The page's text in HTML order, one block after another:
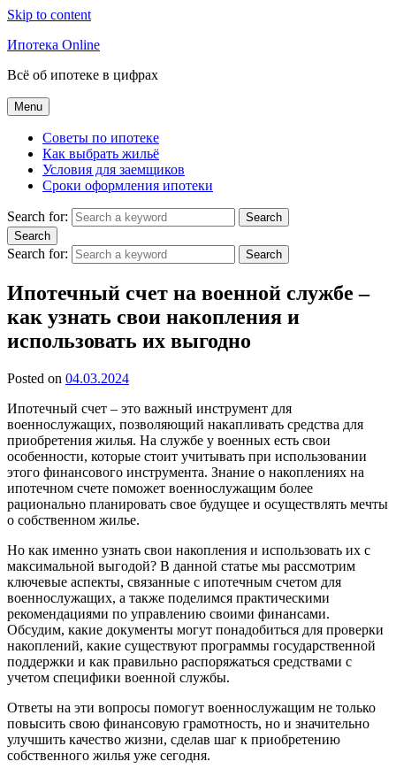
Skip to content
Ипотека Online
Всё об ипотеке в цифрах
Menu
Советы по ипотеке
Как выбрать жильё
Условия для заемщиков
Сроки оформления ипотеки
Search for:
Search
Search
Search for: Search
Ипотечный счет на военной службе –
как узнать свои накопления и
использовать их выгодно
Posted on 04.03.2024
Ипотечный счет – это важный инструмент для
военнослужащих, позволяющий накапливать средства для
приобретения жилья. На службе у военных есть свои
особенности, которые стоит учитывать при использовании
этого финансового инструмента. Знание о накоплениях на
ипотечном счете поможет военнослужащим более
рационально планировать свое будущее и осуществлять мечты
о собственном жилье.
Но как именно узнать свои накопления и использовать их с
максимальной выгодой? В данной статье мы рассмотрим
ключевые аспекты, связанные с ипотечным счетом для
военнослужащих, а также поделимся практическими
рекомендациями по управлению своими финансами.
Обсудим, какие документы могут понадобиться для проверки
накоплений, какие существуют программы государственной
поддержки и как правильно распоряжаться средствами с
учетом специфики военной службы.
Ответы на эти вопросы помогут военнослужащим не только
повысить свою финансовую грамотность, но и значительно
улучшить качество жизни, сделав шаг к приобретению
собственного жилья уже сегодня.